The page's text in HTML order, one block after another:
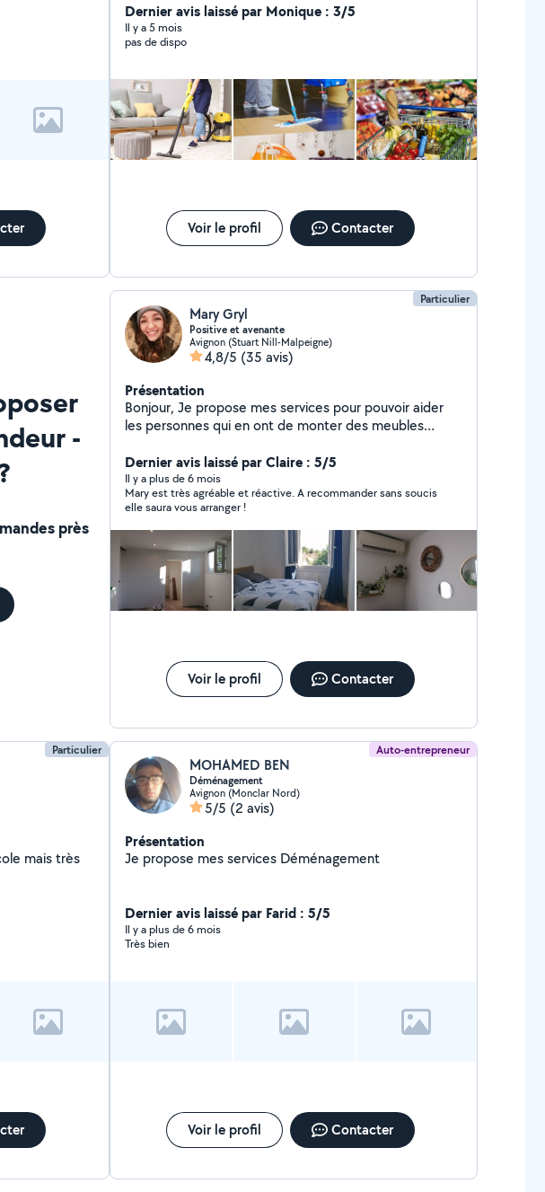
Dernier avis laissé par Monique : 3/5
Il y a 5 mois
pas de dispo
Voir le profil Contacter
-
près
Particulier
Mary Gryl
Positive et avenante
Avignon (Stuart Nill-Malpeigne)
4,8/5 (35 avis)
Présentation
Bonjour, Je propose mes services pour pouvoir aider
les personnes qui en ont de monter des meubles
réalise ses services en plus de mon travail quotidien, je
ne peux donc m'engager sur du long terme, et
seulement pour des missions ponctuelles, de
préférence le weekend. Je suis très avenante,
ponctuelle et sérieuse ! N'hésitez pas à me contacter !
A très vite
Dernier avis laissé par Claire : 5/5
Il y a plus de 6 mois
Mary est très agréable et réactive. A recommander sans soucis
elle saura vous arranger !
Voir le profil Contacter
Particulier
mais très
Auto-entrepreneur
MOHAMED BEN
Déménagement
Avignon (Monclar Nord)
5/5 (2 avis)
Présentation
Je propose mes services Déménagement
Dernier avis laissé par Farid : 5/5
Il y a plus de 6 mois
Très bien
Voir le profil Contacter